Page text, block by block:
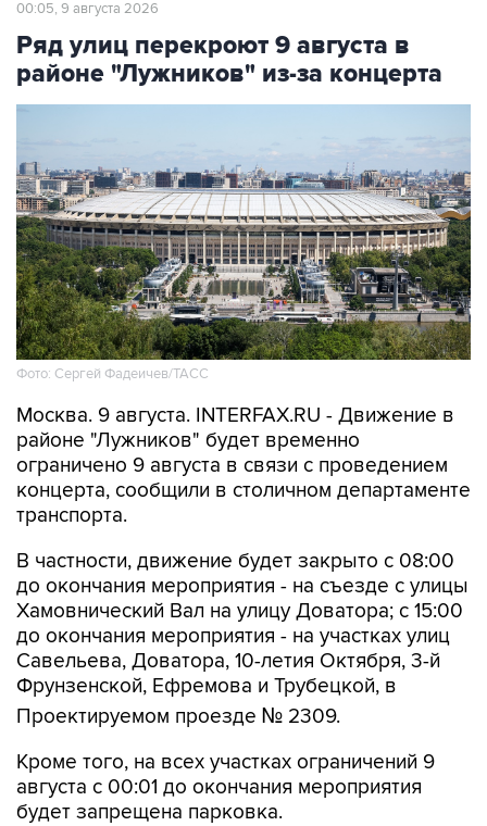
00:05, 9 августа 2026
Ряд улиц перекроют 9 августа в
районе "Лужников" из-за концерта
Фото: Сергей Фадеичев/ТАСС
Москва. 9 августа. INTERFAX.RU - Движение в
районе "Лужников" будет временно
ограничено 9 августа в связи с проведением
концерта, сообщили в столичном департаменте
транспорта.
В частности, движение будет закрыто с 08:00
до окончания мероприятия - на съезде с улицы
Хамовнический Вал на улицу Доватора; с 15:00
до окончания мероприятия - на участках улиц
Савельева, Доватора, 10-летия Октября, 3-й
Фрунзенской, Ефремова и Трубецкой, в
Проектируемом проезде № 2309.
Кроме того, на всех участках ограничений 9
августа с 00:01 до окончания мероприятия
будет запрещена парковка.